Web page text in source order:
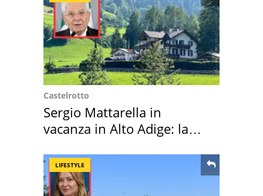
Castelrotto
Sergio Mattarella in
vacanza in Alto Adige: la
LIFESTYLE